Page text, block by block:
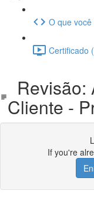
O que
Certificado
Revisão:
Cliente -
If you're